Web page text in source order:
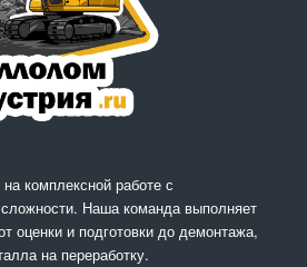
комплексной работе с
Наша команда выполняет
оценки и подготовки до демонтажа,
на переработку.